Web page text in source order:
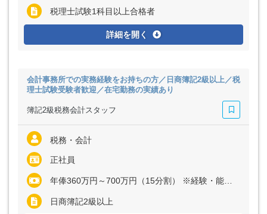
税理士試験1科目以上合格者
詳細を開く
会計事務所での実務経験をお持ちの方／日商簿記2級以上／税
理士試験受験者歓迎／在宅勤務の実績あり
簿記2級税務会計スタッフ
税務・会計
正社員
年俸360万円～700万円（15分割） ※経験・能力など考慮の上、決定いたします
日商簿記2級以上